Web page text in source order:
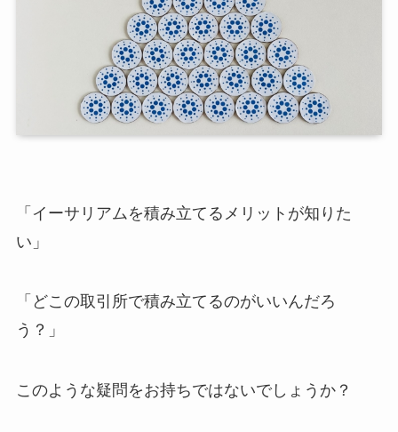
「イーサリアムを積み立てるメリットが知りた
い」
「どこの取引所で積み立てるのがいいんだろ
う？」
このような疑問をお持ちではないでしょうか？